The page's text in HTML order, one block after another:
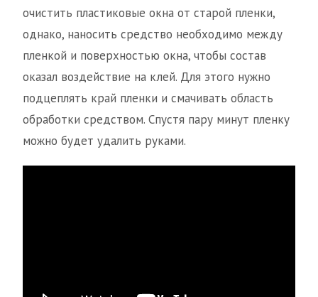
очистить пластиковые окна от старой пленки,
однако, наносить средство необходимо между
пленкой и поверхностью окна, чтобы состав
оказал воздействие на клей. Для этого нужно
подцеплять край пленки и смачивать область
обработки средством. Спустя пару минут пленку
можно будет удалить руками.